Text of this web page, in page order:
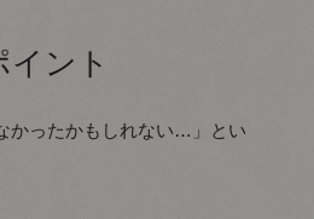
ント
かったかもしれない…」とい